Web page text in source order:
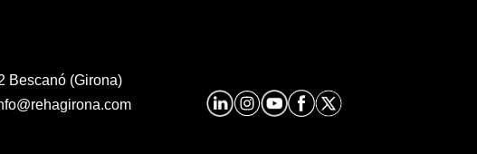
Bescanó (Girona)